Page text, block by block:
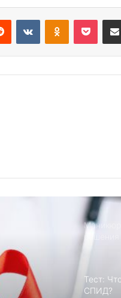
Новое
что
это
Маникюр
решения
Тест:
СПИД?